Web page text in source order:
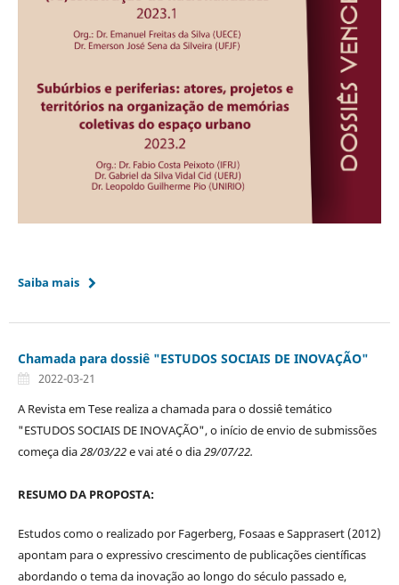
Saiba mais
Chamada para dossiê "ESTUDOS SOCIAIS DE INOVAÇÃO"
2022-03-21
A Revista em Tese realiza a chamada para o dossiê temático
"ESTUDOS SOCIAIS DE INOVAÇÃO", o início de envio de submissões
começa dia28/03/22e vai até o dia29/07/22.
RESUMO DA PROPOSTA:
Estudos como o realizado por Fagerberg, Fosaas e Sapprasert (2012)
apontam para o expressivo crescimento de publicações científicas
abordando o tema da inovação ao longo do século passado e,